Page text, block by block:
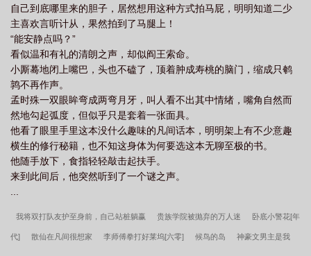
自己到底哪里来的胆子，居然想用这种方式拍马屁，明明知道二少
主喜欢言听计从，果然拍到了马腿上！
“能安静点吗？”
看似温和有礼的清朗之声，却似阎王索命。
小厮蓦地闭上嘴巴，头也不磕了，顶着肿成寿桃的脑门，缩成只鹌
鹑不再作声。
孟时殊一双眼眸弯成两弯月牙，叫人看不出其中情绪，嘴角自然而
然地勾起弧度，但似乎只是套着一张面具。
他看了眼里手里这本没什么趣味的凡间话本，明明架上有不少意趣
横生的修行秘籍，也不知这身体为何要选这本无聊至极的书。
他随手放下，食指轻轻敲击起扶手。
来到此间后，他突然听到了一个谜之声。
我将双打队友护至身前，自己站桩躺赢 贵族学院被抛弃的万人迷 卧底小警花[年
代] 散仙在凡间很想家 李师傅拳打好莱坞[六零] 候鸟的岛 神豪文男主是我